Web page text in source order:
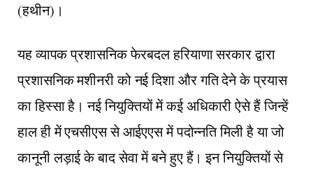
(हथीन)।
यह व्यापक प्रशासनिक फेरबदल हरियाणा सरकार द्वारा
प्रशासनिक मशीनरी को नई दिशा और गति देने के प्रयास
का हिस्सा है। नई नियुक्तियों में कई अधिकारी ऐसे हैं जिन्हें
हाल ही में एचसीएस से आईएएस में पदोन्नति मिली है या जो
कानूनी लड़ाई के बाद सेवा में बने हुए हैं। इन नियुक्तियों से